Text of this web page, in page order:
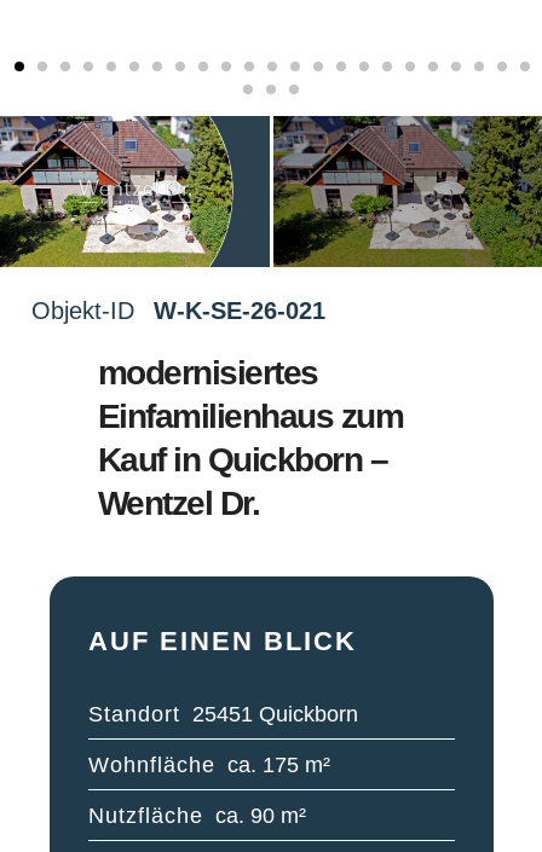
modernisiertes
Einfamilienhaus zum
Kauf in Quickborn –
Wentzel Dr.
Objekt-ID W-K-SE-26-021
AUF EINEN BLICK
Standort 25451 Quickborn
Wohnfläche ca. 175 m²
Nutzfläche ca. 90 m²